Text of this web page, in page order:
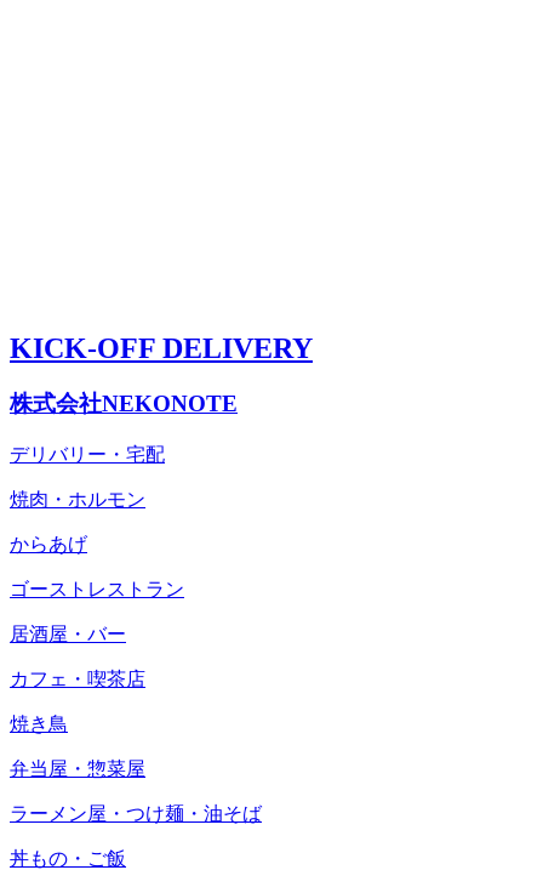
KICK-OFF DELIVERY
株式会社NEKONOTE
デリバリー・宅配
焼肉・ホルモン
からあげ
ゴーストレストラン
居酒屋・バー
カフェ・喫茶店
焼き鳥
弁当屋・惣菜屋
ラーメン屋・つけ麺・油そば
丼もの・ご飯